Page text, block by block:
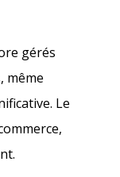
gérés
même
Le